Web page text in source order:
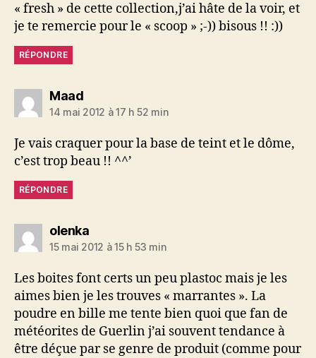
« fresh » de cette collection,j’ai hâte de la voir, et
je te remercie pour le « scoop » ;-)) bisous !! :))
RÉPONDRE
Maaddit :
14 mai 2012 à 17 h 52 min
Je vais craquer pour la base de teint et le dôme,
c’est trop beau !! ^^’
RÉPONDRE
olenkadit :
15 mai 2012 à 15 h 53 min
Les boites font certs un peu plastoc mais je les
aimes bien je les trouves « marrantes ». La
poudre en bille me tente bien quoi que fan de
météorites de Guerlin j’ai souvent tendance à
être déçue par se genre de produit (comme pour